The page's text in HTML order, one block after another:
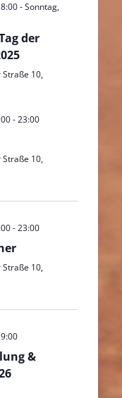
-Sonntag,
der
10,
-23:00
10,
-23:00
10,
&